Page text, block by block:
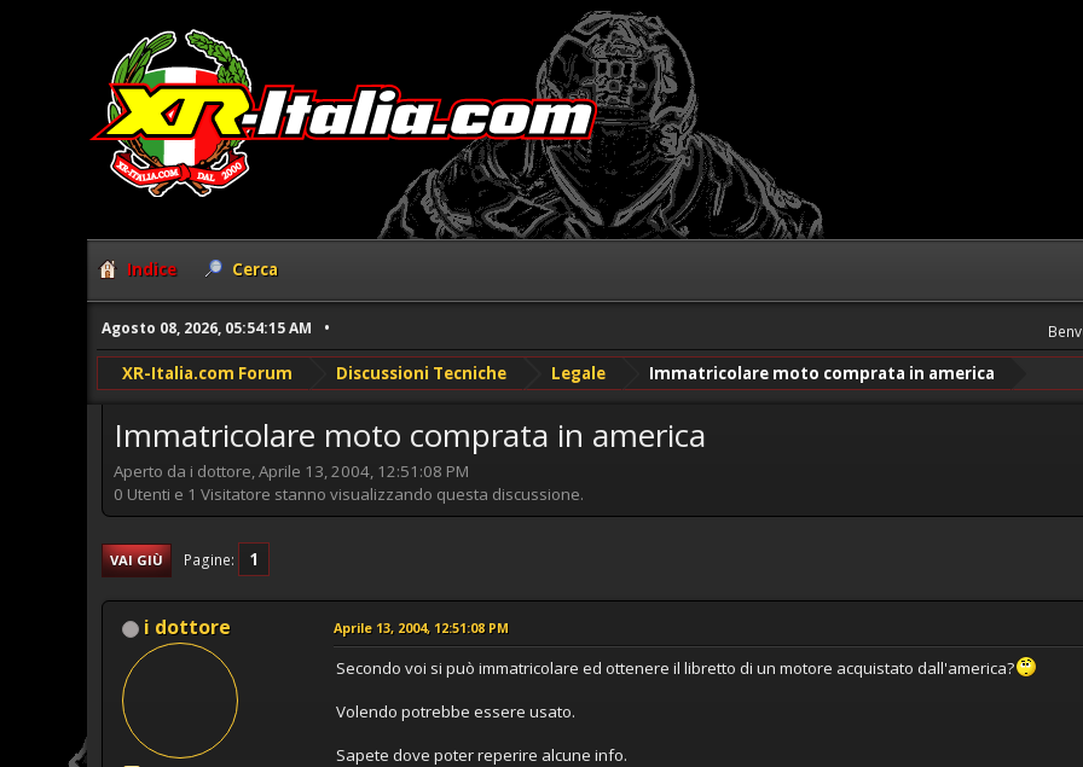
Indice Cerca
Agosto 08, 2026, 05:54:15 AM
XR-Italia.com Forum Discussioni Tecniche Legale Immatricolare moto comprata in america
Immatricolare moto comprata in america
Aperto da i dottore, Aprile 13, 2004, 12:51:08 PM
0 Utenti e 1 Visitatore stanno visualizzando questa discussione.
VAI GIÙ Pagine 1
i dottore Aprile 13, 2004, 12:51:08 PM
Secondo voi si può immatricolare ed ottenere il libretto di un motore acquistato dall'america?
Volendo potrebbe essere usato.
Sapete dove poter reperire alcune info.